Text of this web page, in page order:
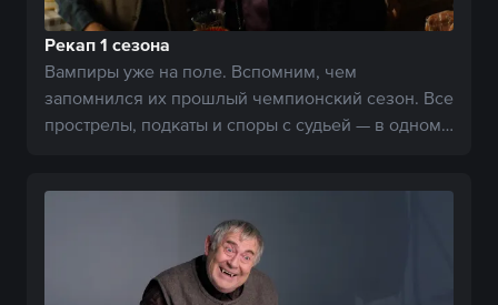
Рекап 1 сезона
Вампиры уже на поле. Вспомним, чем
запомнился их прошлый чемпионский сезон. Все
прострелы, подкаты и споры с судьей — в одном